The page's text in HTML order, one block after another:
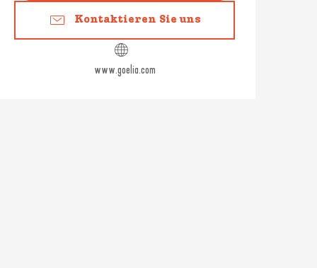
Kontaktieren Sie uns
www.goelia.com